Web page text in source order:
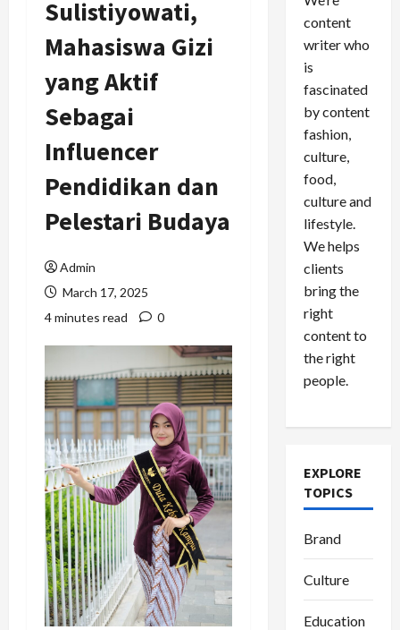
Sulistiyowati,
Mahasiswa Gizi
yang Aktif
Sebagai
Influencer
Pendidikan dan
Pelestari Budaya
Admin
March 17, 2025
4 minutes read
0
content
writer who
is
fascinated
by content
fashion,
culture,
food,
culture and
lifestyle.
We helps
clients
bring the
right
content to
the right
people.
EXPLORE
TOPICS
Brand
Culture
Education